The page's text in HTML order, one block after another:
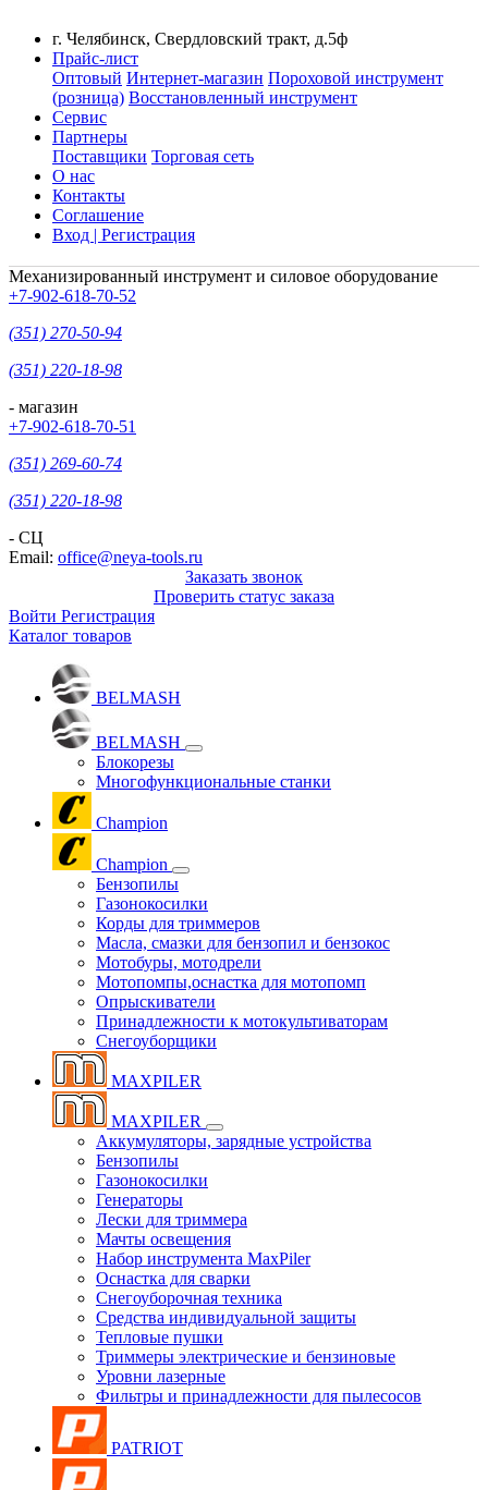
г. Челябинск, Свердловский тракт, д.5ф
Прайс-лист
Оптовый Интернет-магазин Пороховой инструмент
(розница) Восстановленный инструмент
Сервис
Партнеры
Поставщики Торговая сеть
О нас
Контакты
Соглашение
Вход | Регистрация
Механизированный инструмент и силовое оборудование
+7-902-618-70-52
(351) 270-50-94
(351) 220-18-98
- магазин
+7-902-618-70-51
(351) 269-60-74
(351) 220-18-98
- СЦ
Email: office@neya-tools.ru
Заказать звонок
Проверить статус заказа
Войти Регистрация
Каталог товаров
BELMASH
BELMASH
Блокорезы
Многофункциональные станки
Champion
Champion
Бензопилы
Газонокосилки
Корды для триммеров
Масла, смазки для бензопил и бензокос
Мотобуры, мотодрели
Мотопомпы,оснастка для мотопомп
Опрыскиватели
Принадлежности к мотокультиваторам
Снегоуборщики
MAXPILER
MAXPILER
Аккумуляторы, зарядные устройства
Бензопилы
Газонокосилки
Генераторы
Лески для триммера
Мачты освещения
Набор инструмента MaxPiler
Оснастка для сварки
Снегоуборочная техника
Средства индивидуальной защиты
Тепловые пушки
Триммеры электрические и бензиновые
Уровни лазерные
Фильтры и принадлежности для пылесосов
PATRIOT